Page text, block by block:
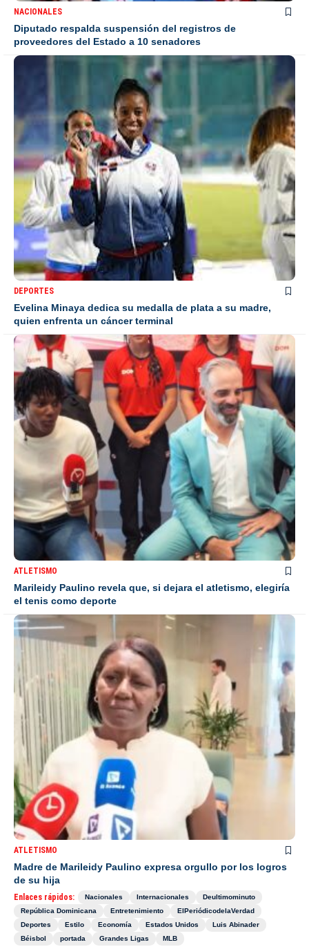
NACIONALES
Diputado respalda suspensión del registros de
proveedores del Estado a 10 senadores
DEPORTES
Evelina Minaya dedica su medalla de plata a su madre,
quien enfrenta un cáncer terminal
ATLETISMO
Marileidy Paulino revela que, si dejara el atletismo, elegiría
el tenis como deporte
ATLETISMO
Madre de Marileidy Paulino expresa orgullo por los logros
de su hija
Enlaces rápidos: Nacionales Internacionales
Deultimominuto
República Dominicana
Entretenimiento
ElPeriódicodelaVerdad
Deportes
Estilo Economía Estados Unidos
Luis Abinader
Béisbol
portada Grandes Ligas MLB